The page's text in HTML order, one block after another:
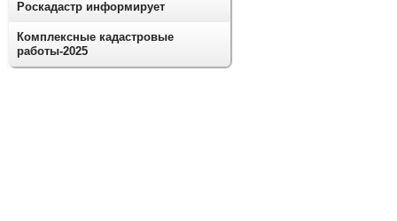
Роскадастр информирует
Комплексные кадастровые
работы-2025